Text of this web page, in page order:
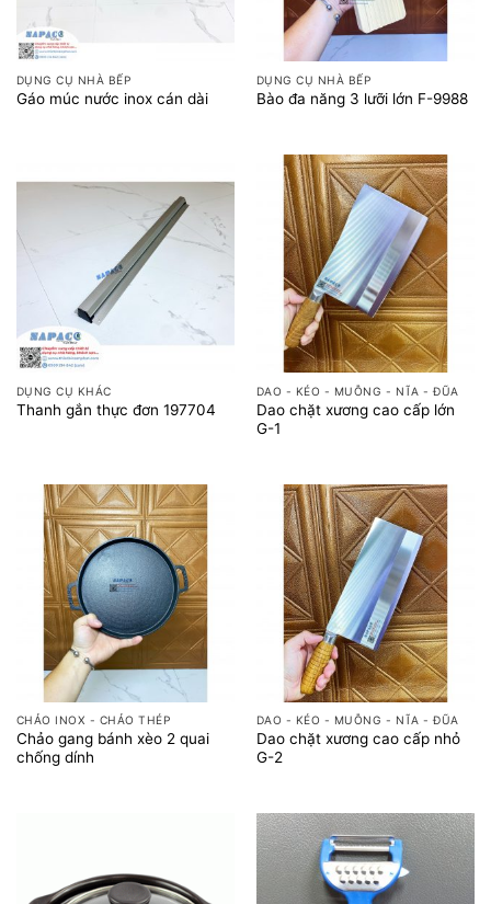
DỤNG CỤ NHÀ BẾP
Gáo múc nước inox cán dài
DỤNG CỤ NHÀ BẾP
Bào đa năng 3 lưỡi lớn F-9988
DỤNG CỤ KHÁC
Thanh gắn thực đơn 197704
DAO - KÉO - MUỖNG - NĨA - ĐŨA
Dao chặt xương cao cấp lớn
G-1
CHẢO INOX - CHẢO THÉP
Chảo gang bánh xèo 2 quai
chống dính
DAO - KÉO - MUỖNG - NĨA - ĐŨA
Dao chặt xương cao cấp nhỏ
G-2